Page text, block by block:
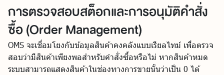
การตรวจสอบสต็อกและการอนุมัติคำสั่ง
ซื้อ (Order Management)
OMS จะเชื่อมโยงกับข้อมูลสินค้าคงคลังแบบเรียลไทม์ เพื่อตรวจ
สอบว่ามีสินค้าเพียงพอสำหรับคำสั่งซื้อหรือไม่ หากสินค้าหมด
ระบบสามารถแสดงสินค้าในช่องทางการขายนั้นว่าเป็น 0 ได้